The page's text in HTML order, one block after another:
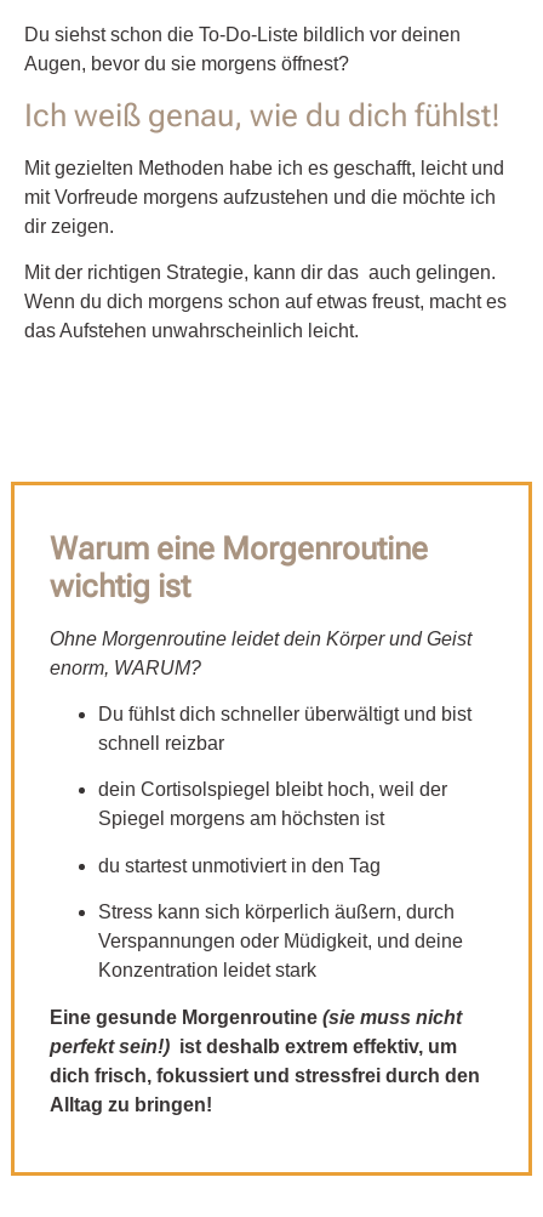
Du siehst schon die To-Do-Liste bildlich vor deinen
Augen, bevor du sie morgens öffnest?
Ich weiß genau, wie du dich fühlst!
Mit gezielten Methoden habe ich es geschafft, leicht und
mit Vorfreude morgens aufzustehen und die möchte ich
dir zeigen.
Mit der richtigen Strategie, kann dir das auch gelingen.
Wenn du dich morgens schon auf etwas freust, macht es
das Aufstehen unwahrscheinlich leicht.
Warum eine Morgenroutine
wichtig ist
Ohne Morgenroutine leidet dein Körper und Geist
enorm, WARUM?
Du fühlst dich schneller überwältigt und bist
schnell reizbar
dein Cortisolspiegel bleibt hoch, weil der
Spiegel morgens am höchsten ist
du startest unmotiviert in den Tag
Stress kann sich körperlich äußern, durch
Verspannungen oder Müdigkeit, und deine
Konzentration leidet stark
Eine gesunde Morgenroutine (sie muss nicht
perfekt sein!) ist deshalb extrem effektiv, um
dich frisch, fokussiert und stressfrei durch den
Alltag zu bringen!